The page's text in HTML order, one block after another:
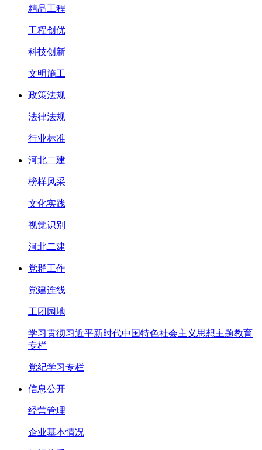
精品工程
工程创优
科技创新
文明施工
政策法规
法律法规
行业标准
河北二建
榜样风采
文化实践
视觉识别
河北二建
党群工作
党建连线
工团园地
学习贯彻习近平新时代中国特色社会主义思想主题教育
专栏
党纪学习专栏
信息公开
经营管理
企业基本情况